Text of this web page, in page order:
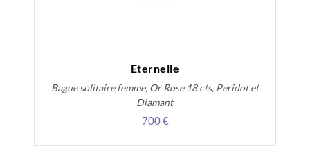
Eternelle
Bague solitaire femme, Or Rose 18 cts, Peridot et
Diamant
700 €